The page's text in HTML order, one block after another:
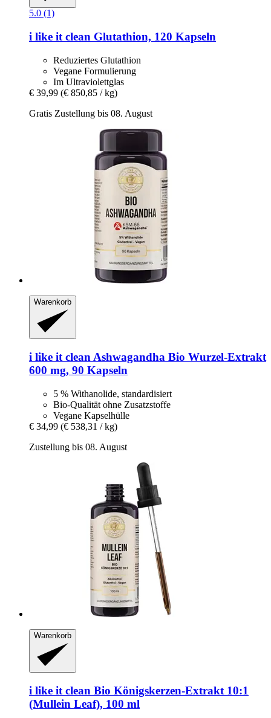
5.0 (1)
i like it clean Glutathion, 120 Kapseln
Reduziertes Glutathion
Vegane Formulierung
Im Ultraviolettglas
€ 39,99 (€ 850,85 / kg)
Gratis Zustellung bis 08. August
Warenkorb
i like it clean Ashwagandha Bio Wurzel-​Extrakt
600 mg, 90 Kapseln
5 % Withanolide, standardisiert
Bio-Qualität ohne Zusatzstoffe
Vegane Kapselhülle
€ 34,99 (€ 538,31 / kg)
Zustellung bis 08. August
Warenkorb
i like it clean Bio Königskerzen-​Extrakt 10:1
(Mullein Leaf), 100 ml